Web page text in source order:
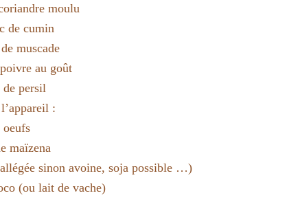
moulu
de cumin
muscade
au goût
de persil
:
oeufs
maïzena
sinon avoine, soja possible …)
(ou lait de vache)